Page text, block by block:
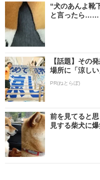
“犬のあんよ靴
と言ったら
【話題】その
場所に「涼し
PR(ねとらぼ)
前を見てると
見する柴犬に